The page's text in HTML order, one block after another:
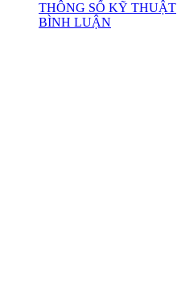
THÔNG SỐ KỸ THUẬT
BÌNH LUẬN